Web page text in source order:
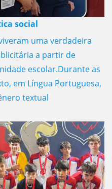
social
uma verdadeira
a partir de
escolar.Durante as
em Língua Portuguesa,
textual